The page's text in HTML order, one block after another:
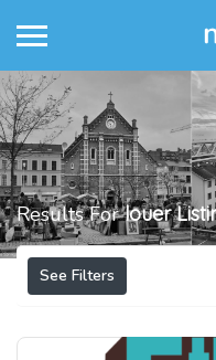
Results Forlouer
See Filters